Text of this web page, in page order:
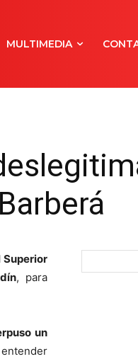
MULTIMEDIA
Superior
, para
un